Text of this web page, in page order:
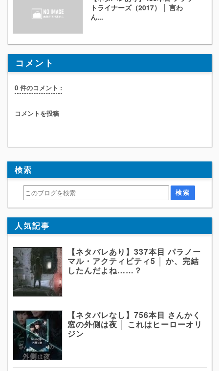
トライナーズ（2017） │ 言わ
ん...
コメント
0 件のコメント :
コメントを投稿
検索
人気記事
【ネタバレあり】337本目 パラノー
マル・アクティビティ5 │ か、完結
したんだよね……？
【ネタバレなし】756本目 さんかく
窓の外側は夜 │ これはヒーローオリ
ジン